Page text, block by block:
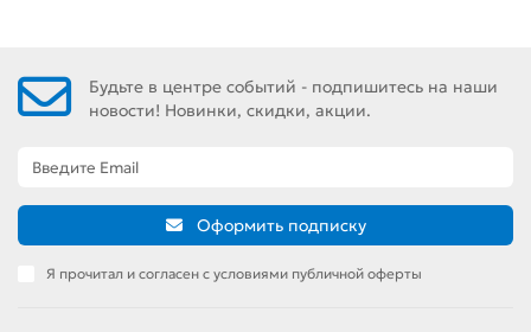
Будьте в центре событий - подпишитесь на наши
новости! Новинки, скидки, акции.
Оформить подписку
Я прочитал и согласен с условиями публичной оферты